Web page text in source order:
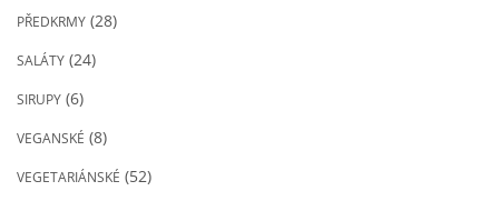
PŘEDKRMY (28)
SALÁTY (24)
SIRUPY (6)
VEGANSKÉ (8)
VEGETARIÁNSKÉ (52)